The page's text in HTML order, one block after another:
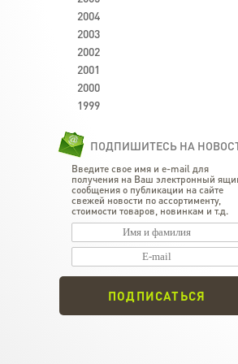
2004
2003
2002
2001
2000
1999
ПОДПИШИТЕСЬ НА
Введите свое имя и e-mail для
получения на Ваш электронный
сообщения о публикации на сайте
свежей новости по ассортименту,
стоимости товаров, новинкам и т.д.
ПОДПИСАТЬСЯ